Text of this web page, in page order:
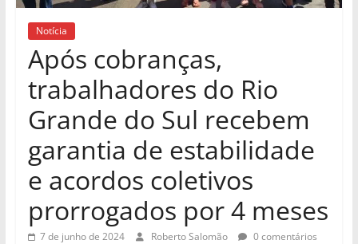
Notícia
Após cobranças,
trabalhadores do Rio
Grande do Sul recebem
garantia de estabilidade
e acordos coletivos
prorrogados por 4 meses
7 de junho de 2024 Roberto Salomão
0 comentários